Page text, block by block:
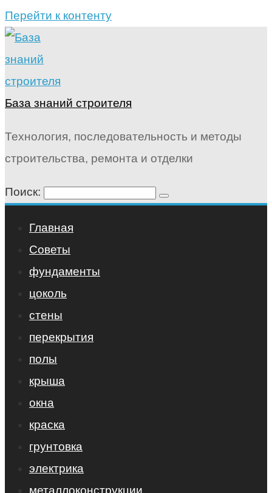
Перейти к контенту
База знаний строителя
Технология, последовательность и методы
строительства, ремонта и отделки
Поиск:
Главная
Советы
фундаменты
цоколь
стены
перекрытия
полы
крыша
окна
краска
грунтовка
электрика
металлоконструкции